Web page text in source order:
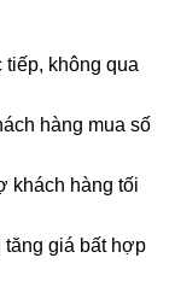
tiếp, không qua
hàng mua số
khách hàng tối
tăng giá bất hợp